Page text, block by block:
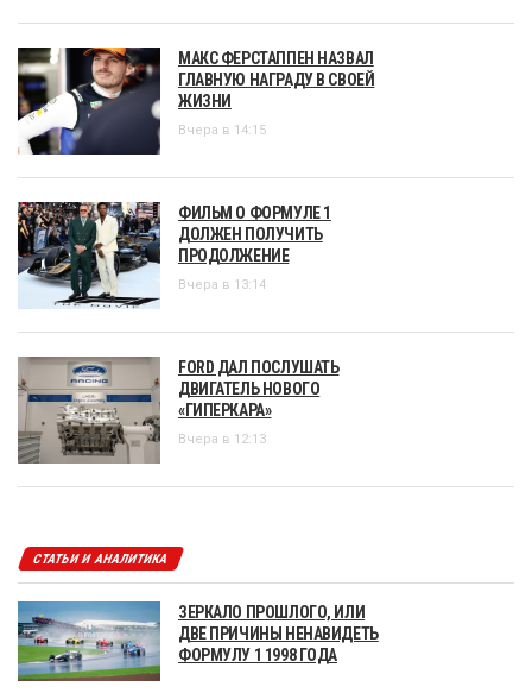
МАКС ФЕРСТАППЕН НАЗВАЛ
ГЛАВНУЮ НАГРАДУ В СВОЕЙ
ЖИЗНИ
Вчера в 14:15
ФИЛЬМ О ФОРМУЛЕ 1
ДОЛЖЕН ПОЛУЧИТЬ
ПРОДОЛЖЕНИЕ
Вчера в 13:14
FORD ДАЛ ПОСЛУШАТЬ
ДВИГАТЕЛЬ НОВОГО
«ГИПЕРКАРА»
Вчера в 12:13
СТАТЬИ И АНАЛИТИКА
ЗЕРКАЛО ПРОШЛОГО, ИЛИ
ДВЕ ПРИЧИНЫ НЕНАВИДЕТЬ
ФОРМУЛУ 1 1998 ГОДА